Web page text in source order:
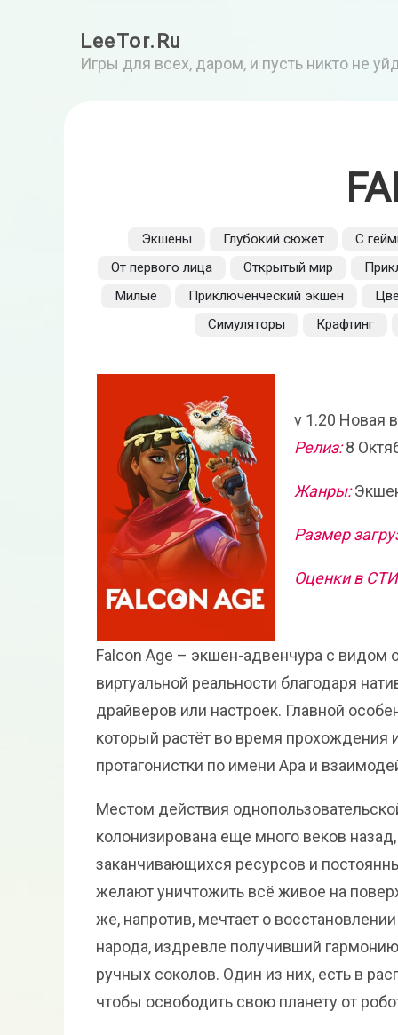
LeeTor.Ru
Игры для всех, даром, и пусть никто не
Экшены Глубокий сюжет
С
От первого лица
Открытый мир
Милые
Приключенческий экшен
Симуляторы
Крафтинг
v 1.20 Новая
Релиз:8
Жанры:
Размер
Оценки в
Falcon Age – экшен-адвенчура с видом
виртуальной реальности благодаря
драйверов или настроек. Главной
который растёт во время прохождения
протагонистки по имени Ара и
Местом действия
колонизирована еще много веков
заканчивающихся ресурсов и
желают уничтожить всё живое на
же, напротив, мечтает о
народа, издревле получивший
ручных соколов. Один из них, есть в
чтобы освободить свою планету от